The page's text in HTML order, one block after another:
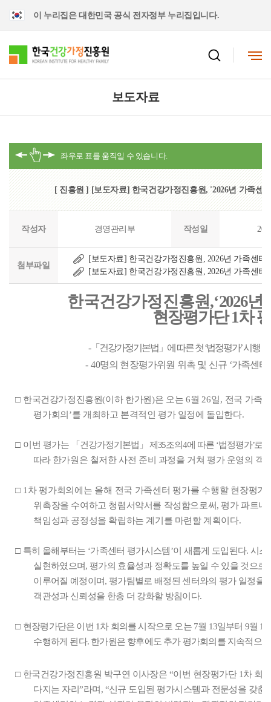
이 누리집은 대한민국 공식 전자정부 누리집입니다.
보도자료
[ 진흥원 ] [보도자료] 한국건강가정진흥원, '2026년 가족센
작성자 경영관리부 작성일
첨부파일
[보도자료] 한국건강가정진흥원, 2026년 가족센터
[보도자료] 한국건강가정진흥원, 2026년 가족센
한국건강가정진흥원,‘2026년
현장평가단1차
-「 건강가정기본법 」 에 따른 첫‘법정평가’시행
-40명의 현장평가위원 위촉 및 신규 ‘가족센터
□ 한국건강가정진흥원(이하 한가원)은 오는6월26일, 전국 가족
평가회의 ’를 개최하고 본격적인 평가 일정에 돌입한다.
□ 이번 평가는 「 건강가정기본법 」 제 35조의4에 따른 ‘법정평가’로
따라 한가원은 철저한 사전 준비 과정을 거쳐 평가 운영의 객
□ 1차 평가회의에는 올해 전국 가족센터 평가를 수행할 현장평가
위촉장을 수여하고 청렴서약서를 작성함으로써, 평가 파트너
책임성과 공정성을 확립하는 계기를 마련할 계획이다.
□ 특히 올해부터는 ‘가족센터 평가시스템’이 새롭게 도입된다.시스
실현하였으며, 평가의 효율성과 정확도를 높일 수 있을 것으로
이루어질 예정이며, 평가팀별로 배정된 센터와의 평가 일정을
객관성과 신뢰성을 한층 더 강화할 방침이다.
□ 현장평가단은 이번 1차 회의를 시작으로 오는 7월 13일부터 9월 18
수행하게 된다. 한가원은 향후에도 추가 평가회의를 지속적으
□ 한국건강가정진흥원 박구연 이사장은 “이번 현장평가단 1차 회
다지는 자리”라며 , “신규 도입된 평가시스템과 전문성을 갖